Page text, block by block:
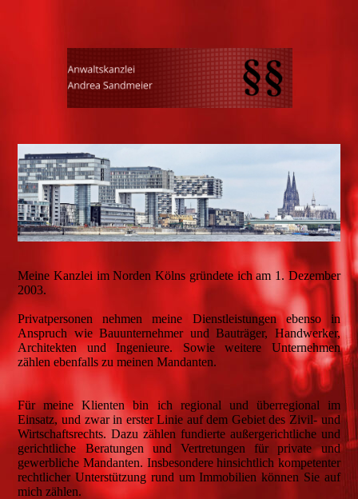
Meine Kanzlei im Norden Kölns gründete ich am 1. Dezember
2003.
Privatpersonen nehmen meine Dienstleistungen ebenso in
Anspruch wie Bauunternehmer und Bauträger, Handwerker,
Architekten und Ingenieure. Sowie weitere Unternehmen
zählen ebenfalls zu meinen Mandanten.
Für meine Klienten bin ich regional und überregional im
Einsatz, und zwar in erster Linie auf dem Gebiet des Zivil- und
Wirtschaftsrechts. Dazu zählen fundierte außergerichtliche und
gerichtliche Beratungen und Vertretungen für private und
gewerbliche Mandanten. Insbesondere hinsichtlich kompetenter
rechtlicher Unterstützung rund um Immobilien können Sie auf
mich zählen.